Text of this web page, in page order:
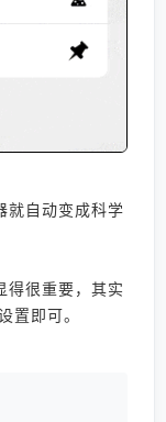
就自动变成科学
得很重要，其实
置即可。